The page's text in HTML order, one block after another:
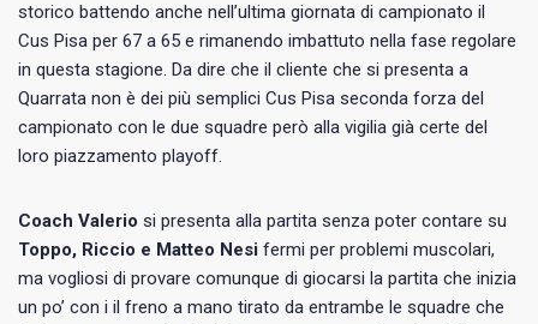
storico battendo anche nell’ultima giornata di campionato il
Cus Pisa per 67 a 65 e rimanendo imbattuto nella fase regolare
in questa stagione. Da dire che il cliente che si presenta a
Quarrata non è dei più semplici Cus Pisa seconda forza del
campionato con le due squadre però alla vigilia già certe del
loro piazzamento playoff.
Coach Valerio si presenta alla partita senza poter contare su
Toppo, Riccio e Matteo Nesi fermi per problemi muscolari,
ma vogliosi di provare comunque di giocarsi la partita che inizia
un po’ con i il freno a mano tirato da entrambe le squadre che